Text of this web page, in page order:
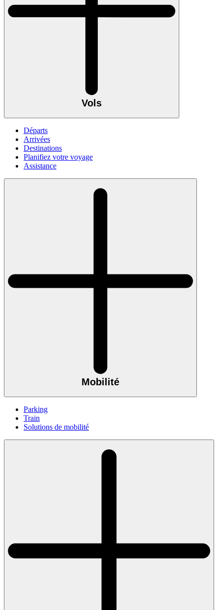
Vols
Départs
Arrivées
Destinations
Planifiez votre voyage
Assistance
Mobilité
Parking
Train
Solutions de mobilité